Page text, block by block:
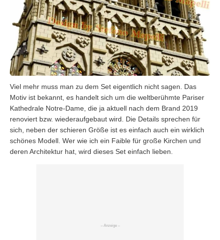
Viel mehr muss man zu dem Set eigentlich nicht sagen. Das
Motiv ist bekannt, es handelt sich um die weltberühmte Pariser
Kathedrale Notre-Dame, die ja aktuell nach dem Brand 2019
renoviert bzw. wiederaufgebaut wird. Die Details sprechen für
sich, neben der schieren Größe ist es einfach auch ein wirklich
schönes Modell. Wer wie ich ein Faible für große Kirchen und
deren Architektur hat, wird dieses Set einfach lieben.